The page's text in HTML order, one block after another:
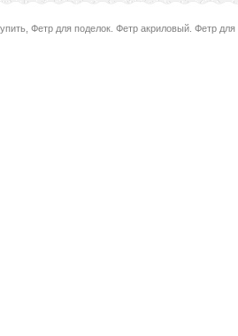
Фетр для поделок. Фетр акриловый. Фетр